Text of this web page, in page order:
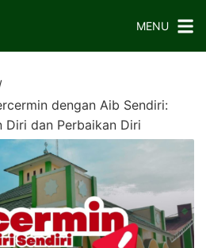
MENU
dengan Aib Sendiri:
Diri dan Perbaikan Diri